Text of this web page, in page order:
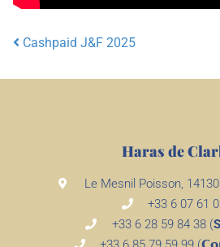
Cashpaid J&F 2025
Haras de
Le Mesnil Poisson,
+33 6 07 61
+33 6 28 59 84 38 (